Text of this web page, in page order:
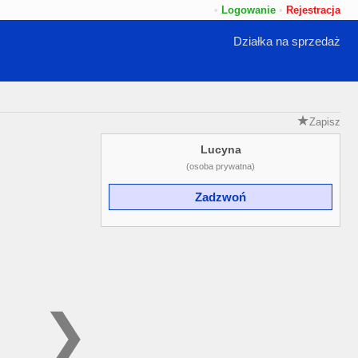
• Logowanie • Rejestracja
Działka na sprzedaż
Zapisz
Lucyna
(osoba prywatna)
Zadzwoń